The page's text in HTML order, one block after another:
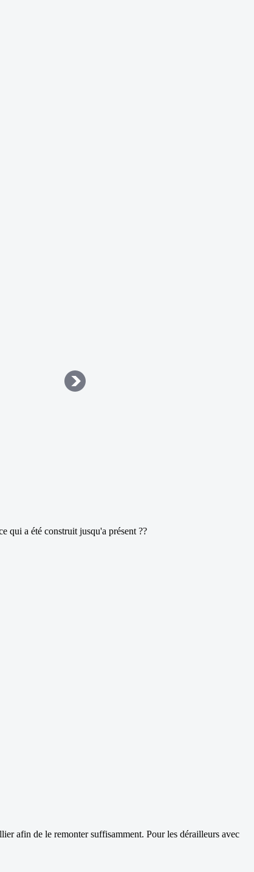
qui a été construit jusqu'a présent ??
afin de le remonter suffisamment. Pour les dérailleurs avec